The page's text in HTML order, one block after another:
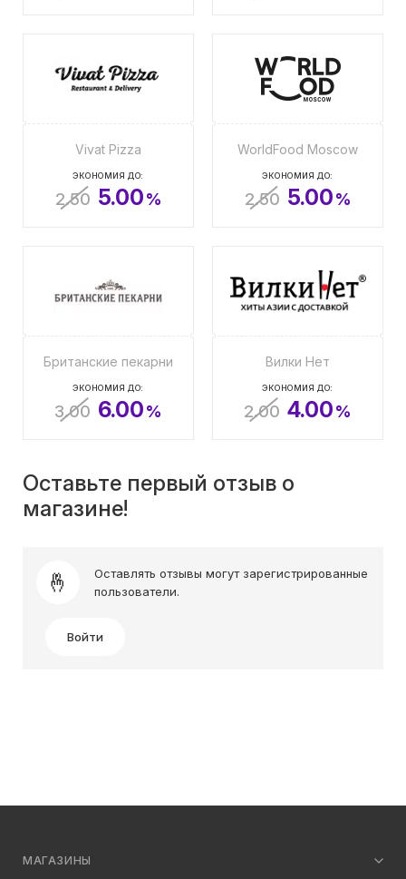
Vivat Pizza
ЭКОНОМИЯ ДО:
2.50 5.00%
WorldFood Moscow
ЭКОНОМИЯ ДО:
2.50 5.00%
Британские пекарни
ЭКОНОМИЯ ДО:
3.00 6.00%
Вилки Нет
ЭКОНОМИЯ ДО:
2.00 4.00%
Оставьте первый отзыв о
магазине!
Оставлять отзывы могут зарегистрированные
пользователи.
Войти
МАГАЗИНЫ